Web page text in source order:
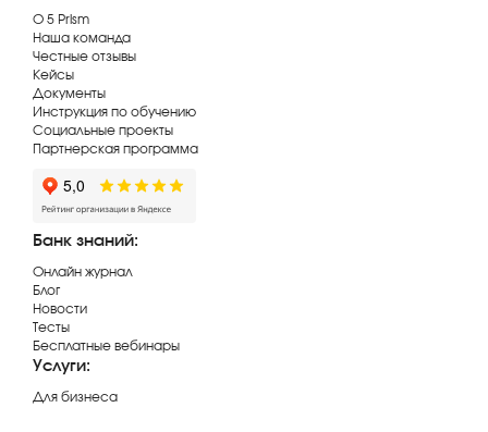
О 5 Prism
Наша команда
Честные отзывы
Кейсы
Документы
Инструкция по обучению
Социальные проекты
Партнерская программа
Банк знаний:
Онлайн журнал
Блог
Новости
Тесты
Бесплатные вебинары
Услуги:
Для бизнеса